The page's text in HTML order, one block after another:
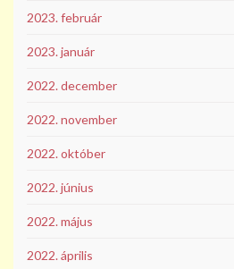
2023. február
2023. január
2022. december
2022. november
2022. október
2022. június
2022. május
2022. április